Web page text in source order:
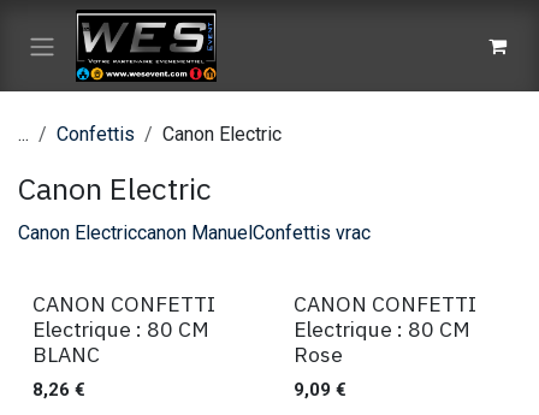
Se rendre au contenu
... Confettis Canon Electric
Canon Electric
Canon Electriccanon ManuelConfettis vrac
Ventes
CANON CONFETTI
Electrique : 80 CM
BLANC
8,26 €
Ventes
CANON CONFETTI
Electrique : 80 CM
Rose
9,09 €